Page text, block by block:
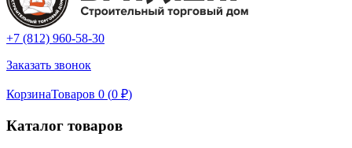
+7 (812) 960-58-30
Заказать звонок
КорзинаТоваров 0 (0 ₽)
Каталог товаров